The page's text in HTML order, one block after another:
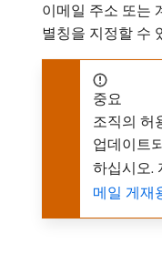
이메일 주소 또는
별칭을 지정할 수
중요
조직의 허
업데이트
하십시오.
메일 게재